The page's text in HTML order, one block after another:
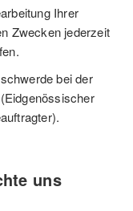
Ihrer
Zwecken jederzeit
bei der
uns